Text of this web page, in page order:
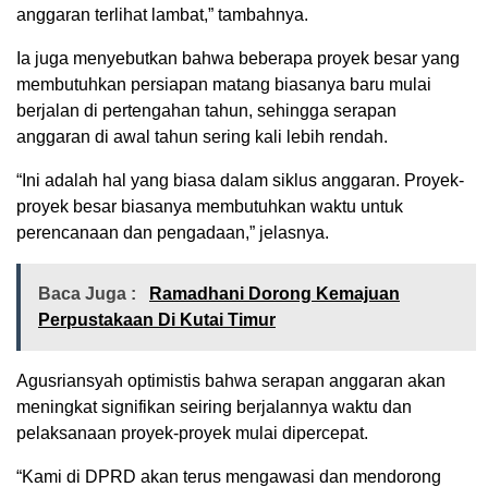
anggaran terlihat lambat,” tambahnya.
Ia juga menyebutkan bahwa beberapa proyek besar yang
membutuhkan persiapan matang biasanya baru mulai
berjalan di pertengahan tahun, sehingga serapan
anggaran di awal tahun sering kali lebih rendah.
“Ini adalah hal yang biasa dalam siklus anggaran. Proyek-
proyek besar biasanya membutuhkan waktu untuk
perencanaan dan pengadaan,” jelasnya.
Baca Juga :
Ramadhani Dorong Kemajuan
Perpustakaan Di Kutai Timur
Agusriansyah optimistis bahwa serapan anggaran akan
meningkat signifikan seiring berjalannya waktu dan
pelaksanaan proyek-proyek mulai dipercepat.
“Kami di DPRD akan terus mengawasi dan mendorong